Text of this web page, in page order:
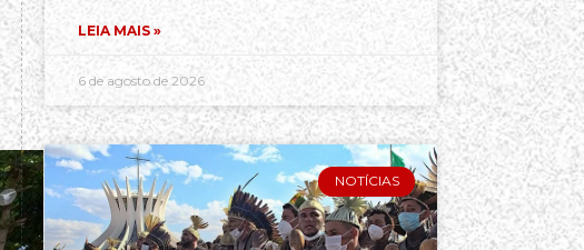
LEIA MAIS »
6 de agosto de 2026
NOTÍCIAS